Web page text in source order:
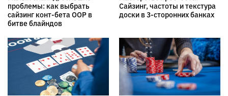
проблемы: как выбрать
сайзинг конт-бета OOP в
битве блайндов
Сайзинг, частоты и текстура
доски в 3-сторонних банках